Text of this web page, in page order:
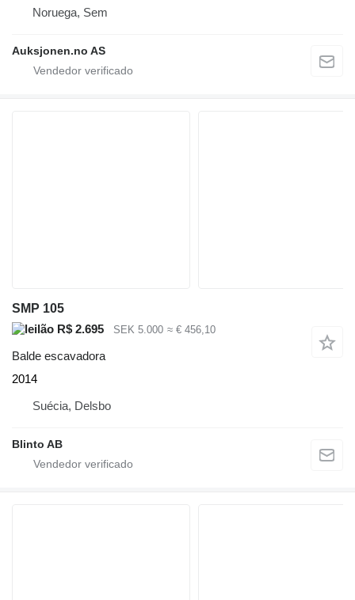
Noruega, Sem
Auksjonen.no AS
SMP 105
R$ 2.695
SEK 5.000 ≈ € 456,10
Balde escavadora
2014
Suécia, Delsbo
Blinto AB